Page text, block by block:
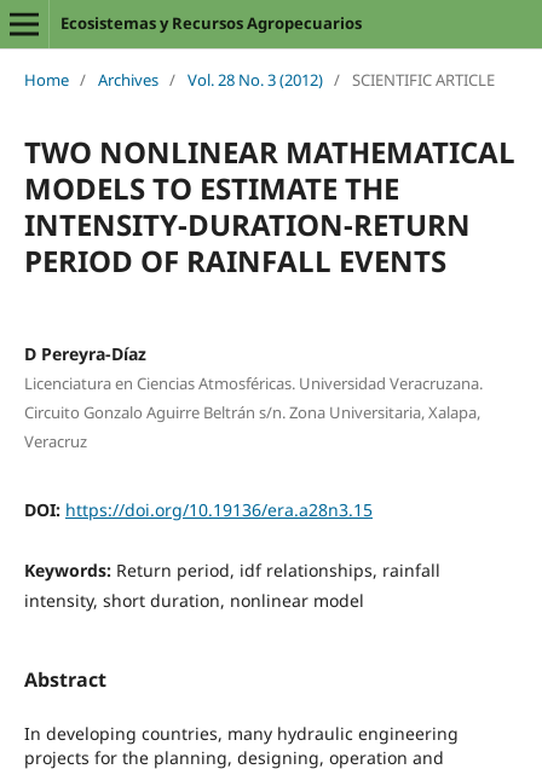
Ecosistemas y Recursos Agropecuarios
Home / Archives / Vol. 28 No. 3 (2012) / SCIENTIFIC ARTICLE
TWO NONLINEAR MATHEMATICAL
MODELS TO ESTIMATE THE
INTENSITY-DURATION-RETURN
PERIOD OF RAINFALL EVENTS
D Pereyra-Díaz
Licenciatura en Ciencias Atmosféricas. Universidad Veracruzana.
Circuito Gonzalo Aguirre Beltrán s/n. Zona Universitaria, Xalapa,
Veracruz
DOI: https://doi.org/10.19136/era.a28n3.15
Keywords: Return period, idf relationships, rainfall
intensity, short duration, nonlinear model
Abstract
In developing countries, many hydraulic engineering
projects for the planning, designing, operation and